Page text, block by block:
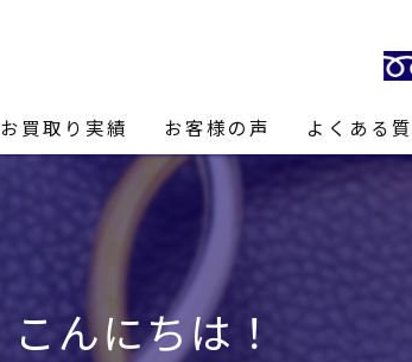
お買取り実績 お客様の声 よくある
こんにちは！